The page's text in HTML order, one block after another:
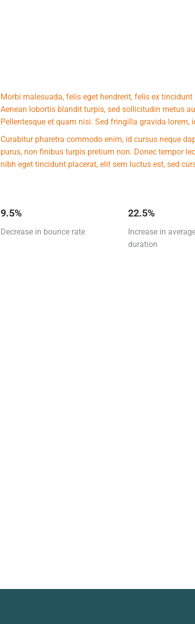
Morbi malesuada, felis eget hendrerit, felis ex
Aenean lobortis blandit turpis, sed sollicitudin metus
Pellentesque et quam nisi. Sed fringilla gravida lorem,
Curabitur pharetra commodo enim, id cursus neque
purus, non finibus turpis pretium non. Donec tempor
nibh eget tincidunt placerat, elit sem luctus est, sed
9.5%
Decrease in bounce rate
22.5%
Increase in
duration